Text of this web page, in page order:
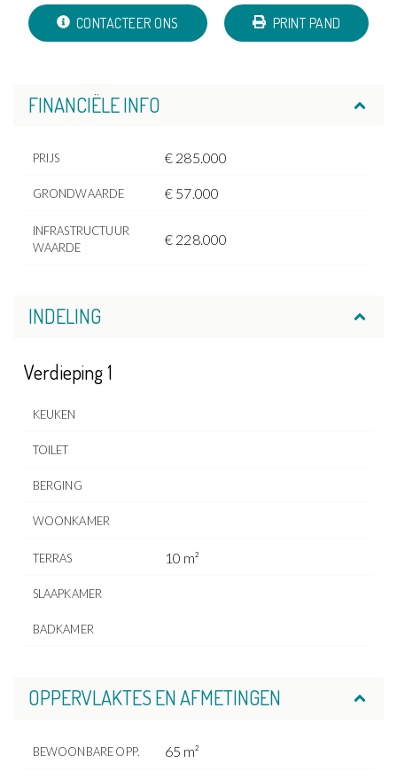
CONTACTEER ONS PRINT PAND
FINANCIËLE INFO
PRIJS € 285.000
GRONDWAARDE € 57.000
INFRASTRUCTUUR
WAARDE
€ 228.000
INDELING
Verdieping 1
KEUKEN
TOILET
BERGING
WOONKAMER
TERRAS 10 m²
SLAAPKAMER
BADKAMER
OPPERVLAKTES EN AFMETINGEN
BEWOONBARE OPP. 65 m²